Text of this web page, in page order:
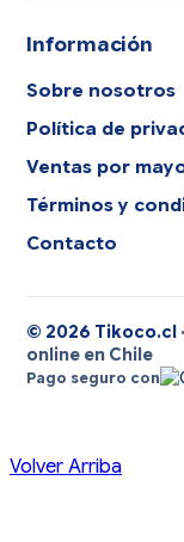
Información
Sobre nosotros
Política de
Ventas por
Términos y
Contacto
© 2026 Tikoco.cl
online en Chile
Pago seguro con
Volver Arriba